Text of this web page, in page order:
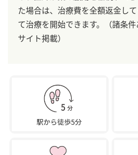
た場合は、治療費を全額返金し
て治療を開始できます。（諸条
サイト掲載）